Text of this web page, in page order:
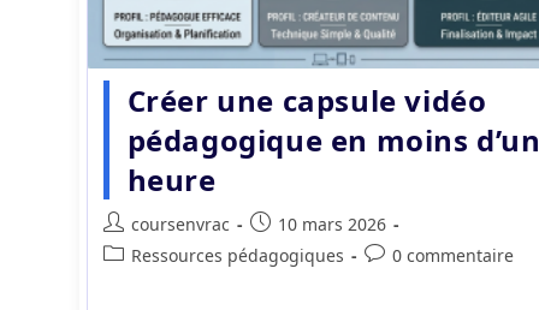
Créer une capsule vidéo
pédagogique en moins
heure
Auteur/autrice
de
coursenvrac
Publication
publiée :
10 mars 2026
PostRessources pédagogiques
Commentaires
0 commentaire